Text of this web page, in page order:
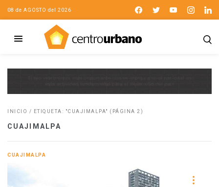
08 de AGOSTO del 2026
INICIO / ETIQUETA: "CUAJIMALPA" (PÁGINA 2)
CUAJIMALPA
CUAJIMALPA